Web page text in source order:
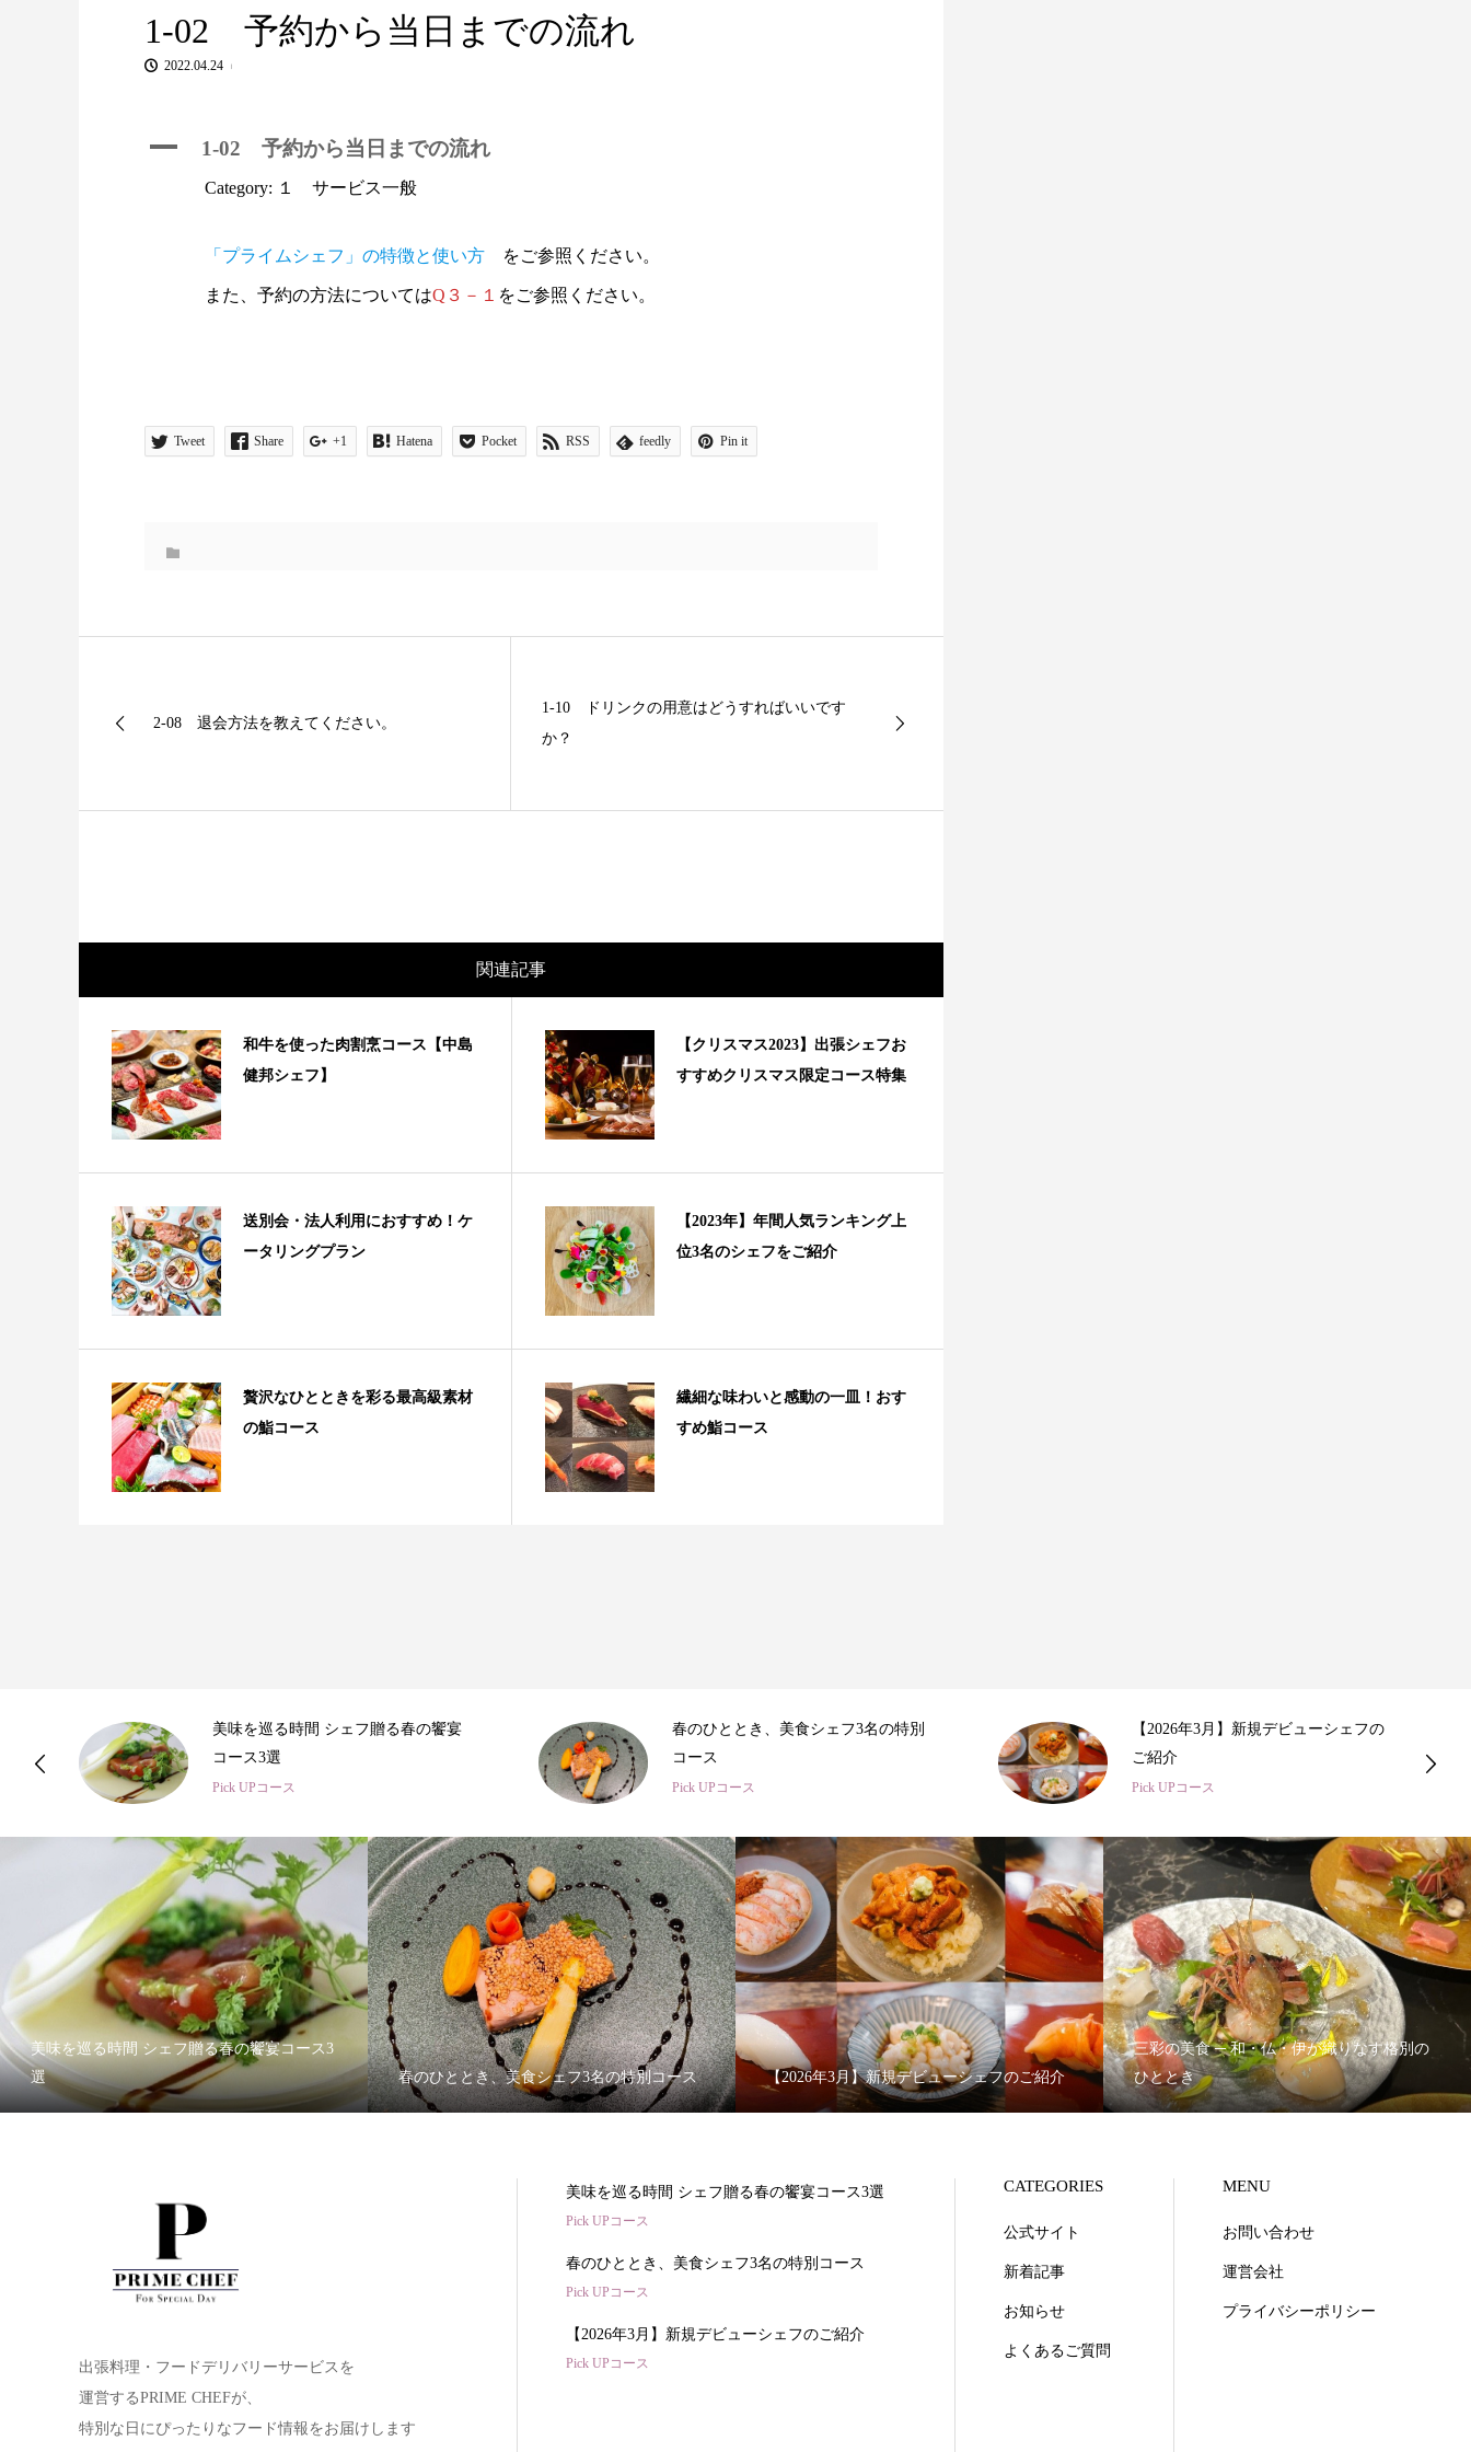
1-02 予約から当日までの流れ
2022.04.24
A 1-02 予約から当日までの流れ
Category: １ サービス一般
「プライムシェフ」の特徴と使い方 をご参照ください。
また、予約の方法についてはQ３－１ をご参照ください。
Tweet Share +1 Hatena Pocket RSS feedly Pin it
2-08 退会方法を教えてください。
1-10 ドリンクの用意はどうすればいいです
か？
関連記事
和牛を使った肉割烹コース【中島
健邦シェフ】
【クリスマス2023】出張シェフお
すすめクリスマス限定コース特集
送別会・法人利用におすすめ！ケ
ータリングプラン
【2023年】年間人気ランキング上
位3名のシェフをご紹介
贅沢なひとときを彩る最高級素材
の鮨コース
繊細な味わいと感動の一皿！おす
すめ鮨コース
春のひととき、美食シェフ3名の特別
コース
Pick UPコース
【2026年3月】新規デビューシェフの
ご紹介
Pick UPコース
三彩の美食 ─ 和・仏・伊が織りなす
格別のひととき
Pick UPコース
美味を巡る時間 シェフ贈る春の饗宴コース3
選
春のひととき、美食シェフ3名の特別コース 【2026年3月】新規デビューシェフのご紹介
三彩の美食 ─ 和・仏・伊が織りなす格別の
ひととき
出張料理・フードデリバリーサービスを
運営するPRIME CHEFが、
特別な日にぴったりなフード情報をお届けします
美味を巡る時間 シェフ贈る春の饗宴コース3選
Pick UPコース
春のひととき、美食シェフ3名の特別コース
Pick UPコース
【2026年3月】新規デビューシェフのご紹介
Pick UPコース
CATEGORIES
公式サイト
新着記事
お知らせ
よくあるご質問
MENU
お問い合わせ
運営会社
プライバシーポリシー